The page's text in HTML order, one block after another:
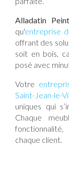
Alladatin
qu'entreprise
offrant des
soit en bois,
posé avec
Votre
Saint-Jean-le-
uniques qui
Chaque
chaque client.